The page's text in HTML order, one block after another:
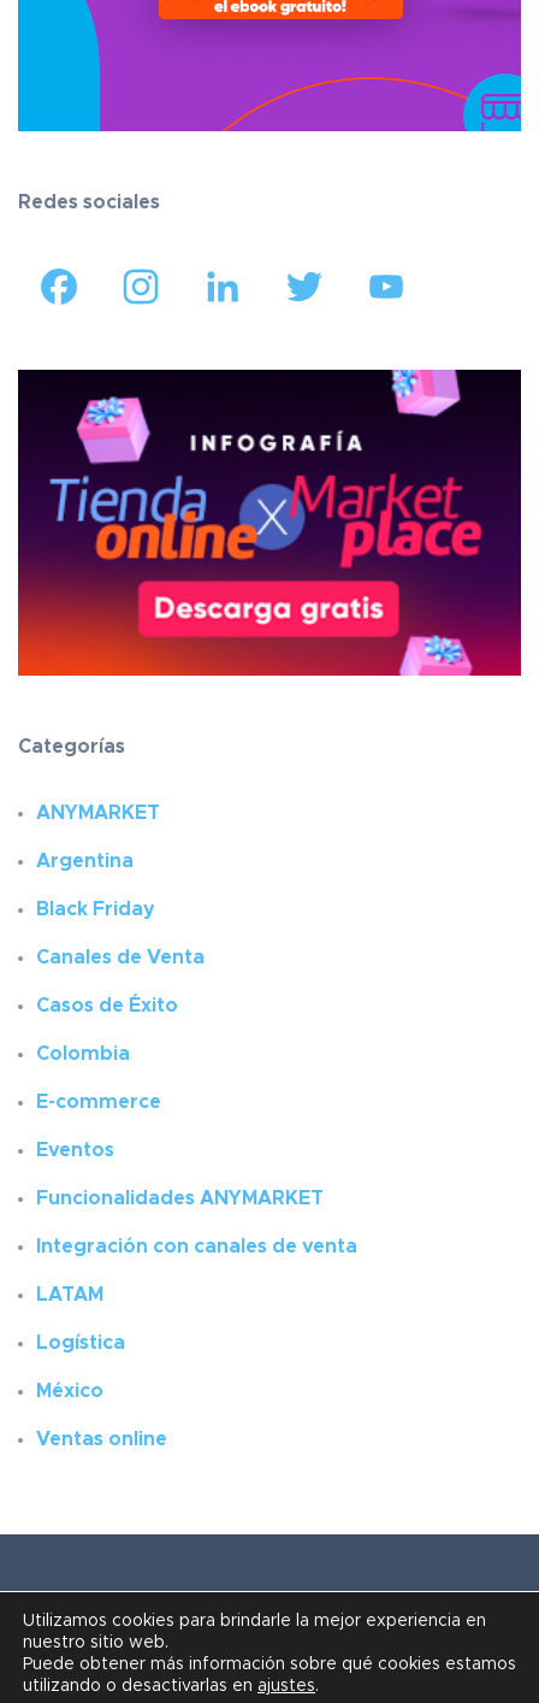
Redes sociales
FacebookInstagramLinkedIn Twitter
Categorías
ANYMARKET
Argentina
Black Friday
Canales de Venta
Casos de Éxito
Colombia
E-commerce
Eventos
Funcionalidades ANYMARKET
Integración con canales de venta
LATAM
Logística
México
Ventas online
© Todos os direitos reservados.
Utilizamos cookies para brindarle la mejor experiencia en
nuestro sitio web.
Puede obtener más información sobre qué cookies estamos
utilizando o desactivarlas en ajustes.